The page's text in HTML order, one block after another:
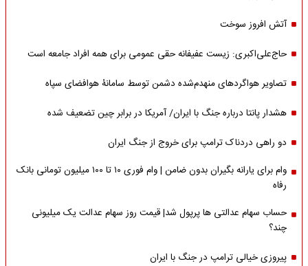
آتش افروز سوخت
حاج‌علی‌اکبری: زیست عفیفانه حقی عمومی برای همه افراد جامعه است
تصاویر هواگردهای منهدم‌شده دشمن توسط سامانۀ هوافضای سپاه
هشدار پانتا درباره جنگ با ایران/ آمریکا در برابر چین تضعیف شده
دو راهی دردناک ترامپ برای خروج از جنگ ایران
وام برای یارانه بگیران بدون ضامن | وام فوری ۱۰ تا ۱۰۰ میلیون تومانی بانک
رفاه
حساب سهام عدالتی ها پرپول شد| قیمت روز سهام عدالت یک میلیونی
چند؟
پیروزی خیالی ترامپ در جنگ با ایران